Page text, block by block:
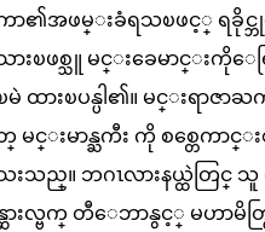
ာ၏အဖမ္းခံရသၿဖင့္ ရခိုင္
ားၿဖစ္သူ မင္းခေမာင္းကို
မဲ ထားၿပန္ပါ၏။ မင္းရာ
မင္းမာန္ႀကီး ကို စစ္တေကာင္
းသည္။ ဘဂၤလားနယ္ထဲတြင္
ဆားလ္ဗက္ တီေဘာနွင့္ မဟာမိတ္